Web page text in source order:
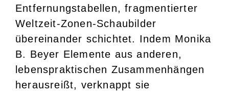
Entfernungstabellen, fragmentierter
Weltzeit-Zonen-Schaubilder
übereinander schichtet. Indem Monika
B. Beyer Elemente aus anderen,
lebenspraktischen Zusammenhängen
herausreißt, verknappt sie